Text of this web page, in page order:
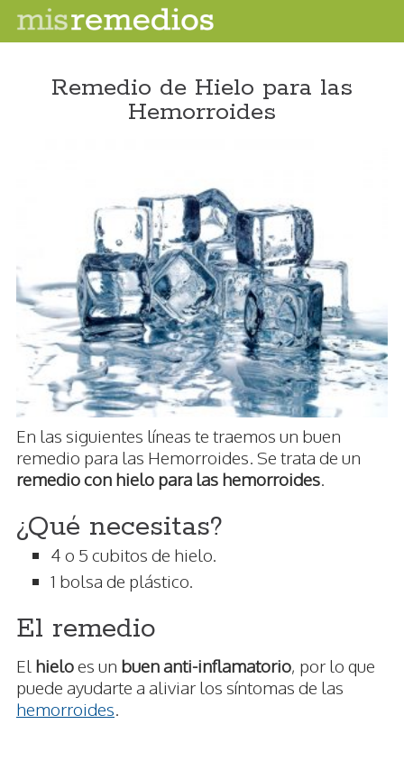
Remedio de Hielo para las
Hemorroides
En las siguientes líneas te traemos un buen
remedio para las Hemorroides. Se trata de un
remedio con hielo para las hemorroides.
¿Qué necesitas?
4 o 5 cubitos de hielo.
1 bolsa de plástico.
El remedio
El hieloes un buen anti-inflamatorio, por lo que
puede ayudarte a aliviar los síntomas de las
hemorroides.